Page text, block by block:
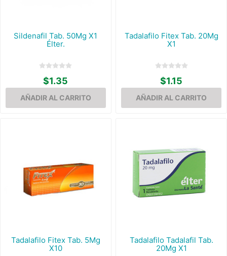
Sildenafil Tab. 50Mg X1
Élter.
$1.35
Tadalafilo Fitex Tab. 20Mg
X1
$1.15
Tadalafilo Fitex Tab. 5Mg
X10
Tadalafilo Tadalafil Tab.
20Mg X1